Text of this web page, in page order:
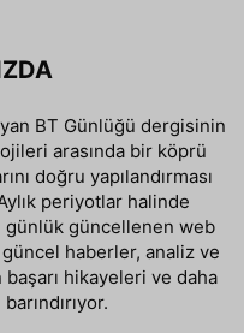
BT Günlüğü dergisinin
arasında bir köprü
doğru yapılandırması
periyotlar halinde
günlük güncellenen web
haberler, analiz ve
hikayeleri ve daha